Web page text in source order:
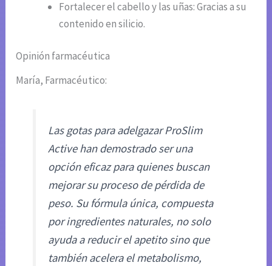
Fortalecer el cabello y las uñas: Gracias a su
contenido en silicio.
Opinión farmacéutica
María, Farmacéutico:
Las gotas para adelgazar ProSlim
Active han demostrado ser una
opción eficaz para quienes buscan
mejorar su proceso de pérdida de
peso. Su fórmula única, compuesta
por ingredientes naturales, no solo
ayuda a reducir el apetito sino que
también acelera el metabolismo,